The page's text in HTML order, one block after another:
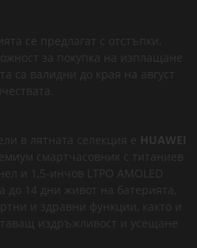
се предлагат с отстъпки,
за покупка на изплащане
са валидни до края на август
в лятната селекция е HUAWEI
смартчасовник с титаниев
и 1,5-инчов LTPO AMOLED
14 дни живот на батерията,
и здравни функции, както и
издръжливост и усещане